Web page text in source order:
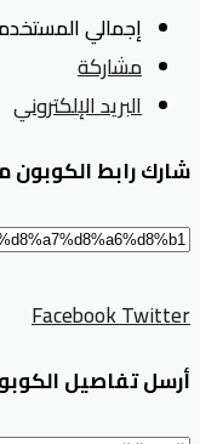
إجمالي المستخدمين 231 -
مشاركة
البريد الإلكتروني
شارك رابط الكوبون
FacebookTwitter
أرسل تفاصيل